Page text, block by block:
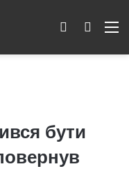
Пошук
Switch skin
бути